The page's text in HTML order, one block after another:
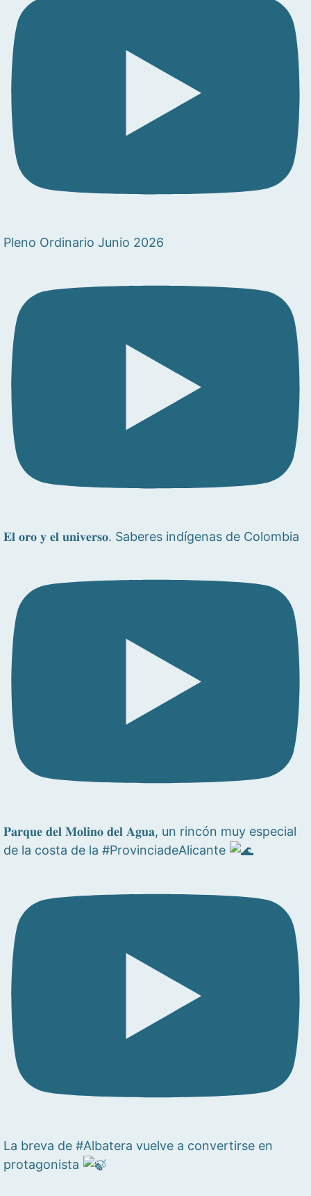
Pleno Ordinario Junio 2026
𝐄𝐥 𝐨𝐫𝐨 𝐲 𝐞𝐥 𝐮𝐧𝐢𝐯𝐞𝐫𝐬𝐨. Saberes indígenas de Colombia
𝐏𝐚𝐫𝐪𝐮𝐞 𝐝𝐞𝐥 𝐌𝐨𝐥𝐢𝐧𝐨 𝐝𝐞𝐥 𝐀𝐠𝐮𝐚, un rincón muy especial
de la costa de la #ProvinciadeAlicante
La breva de #Albatera vuelve a convertirse en
protagonista